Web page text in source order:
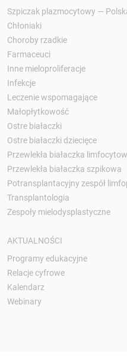
Szpiczak plazmocytowy —
Chłoniaki
Choroby rzadkie
Farmaceuci
Inne mieloproliferacje
Infekcje
Leczenie wspomagające
Małopłytkowość
Ostre białaczki
Ostre białaczki dziecięce
Przewlekła białaczka
Przewlekła białaczka szpikowa
Potransplantacyjny zespół
Transplantologia
Zespoły mielodysplastyczne
AKTUALNOŚCI
Programy edukacyjne
Relacje cyfrowe
Kalendarz
Webinary